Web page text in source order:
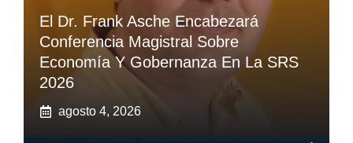
El Dr. Frank Asche Encabezará
Conferencia Magistral Sobre
Economía Y Gobernanza En La SRS
2026
agosto 4, 2026